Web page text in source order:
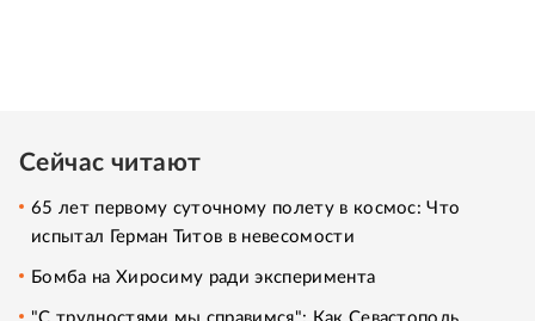
Сейчас читают
65 лет первому суточному полету в космос: Что
испытал Герман Титов в невесомости
Бомба на Хиросиму ради эксперимента
"С трудностями мы справимся": Как Севастополь